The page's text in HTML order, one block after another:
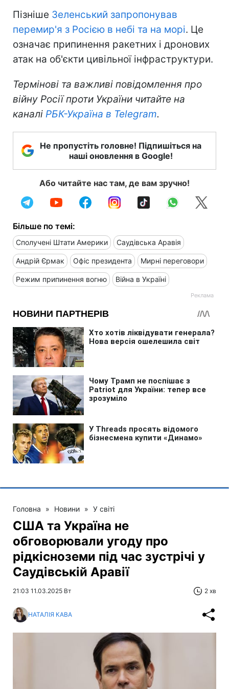
Пізніше Зеленський запропонував
перемир'я з Росією в небі та на морі. Це
означає припинення ракетних і дронових
атак на об'єкти цивільної інфраструктури.
Термінові та важливі повідомлення про
війну Росії проти України читайте на
каналі РБК-Україна в Telegram.
Не пропустіть головне! Підпишіться на
наші оновлення в Google!
Або читайте нас там, де вам зручно!
Більше по темі:
Сполучені Штати Америки Саудівська Аравія
Андрій Єрмак Офіс президента Мирні переговори
Режим припинення вогню Війна в Україні
Головна » Новини » У світі
США та Україна не
обговорювали угоду про
рідкісноземи під час зустрічі у
Саудівській Аравії
21:03 11.03.2025 Вт 2 хв
НАТАЛІЯ КАВА